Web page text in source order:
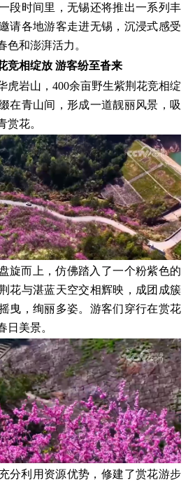
段时间里，无锡还将推出一系列丰
请各地游客走进无锡，沉浸式感受
色和澎湃活力。
竞相绽放 游客纷至沓来
虎岩山，400余亩野生紫荆花竞相绽
在青山间，形成一道靓丽风景，吸
赏花。
旋而上，仿佛踏入了一个粉紫色的
花与湛蓝天空交相辉映，成团成簇
曳，绚丽多姿。游客们穿行在赏花
日美景。
分利用资源优势，修建了赏花游步